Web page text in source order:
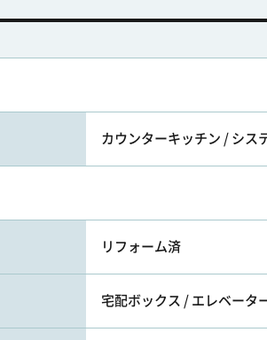
カウンターキッチン / シス
リフォーム済
宅配ボックス / エレベータ